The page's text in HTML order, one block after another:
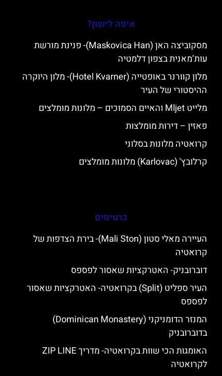
איפה לישון?
מסקוביצה האן (Maskovica Han)- פנינת מורשת
עות’מאנית בצפון דלמטיה
מלון קוורנר באופטייה (Hotel Kvarner)- מלון היוקרה
ההיסטורי של העיר
מלייט Mljet והאיים הסמוכים – מלונות מומלצים
פאזין – דירות מומלצות
קרואטיה מלונות בסלוני
קרלובץ' (Karlovac) מלונות מומלצים
כרטיסים
העיירה מאלי סטון (Mali Ston)- בירת הצדפות של
קרואטיה
דוברובניק- האטרקציות שאסור לפספס
העיר ספליט (Split) בקרואטיה- האטרקציות שאסור
לפספס
המנזר הדומניקני (Dominican Monastery)
בדוברובניק
האומגות הכי שוות בקרואטיה- מדריך ZIP LINE
לקרואטיה